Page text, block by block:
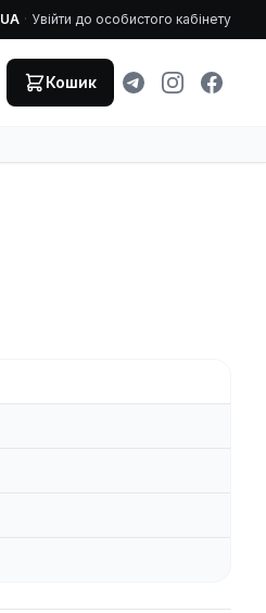
UA · Увійти до особистого кабінету
Кошик